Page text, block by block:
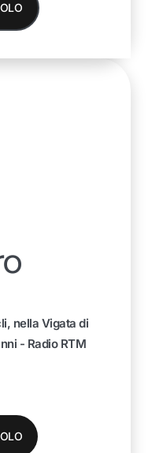
nella Vigata di
- Radio RTM